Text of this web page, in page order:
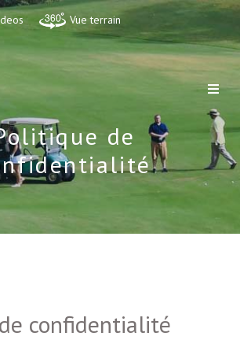
Vue terrain
de
confidentialité